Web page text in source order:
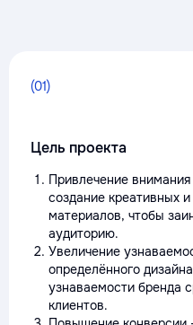
(01)
Цель проекта
Привлечение
создание креативных
материалов, чтобы
аудиторию.
Увеличение
определённого
узнаваемости бренда
клиентов.